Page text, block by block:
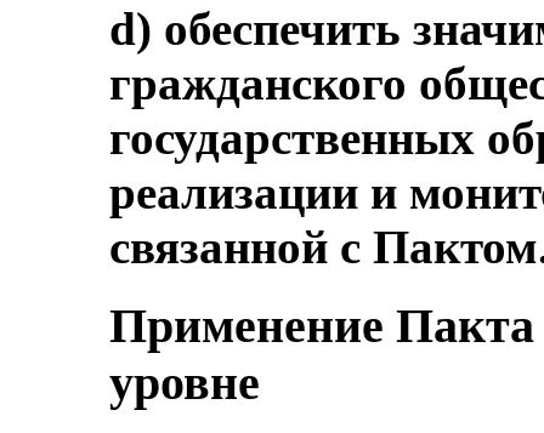
d) обеспечить
гражданского
государственных
реализации и
связанной с
Применение
уровне